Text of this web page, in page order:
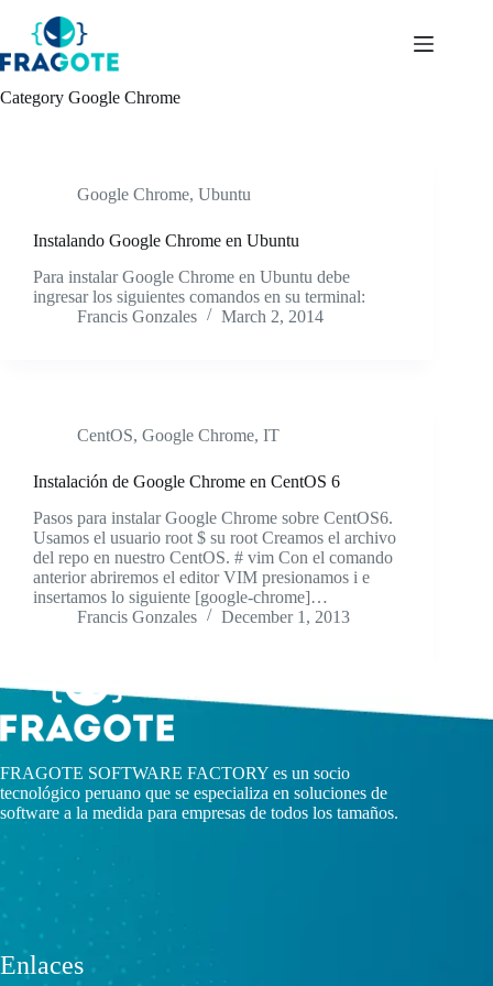
content
Category Google Chrome
Google Chrome, Ubuntu
Instalando Google Chrome en Ubuntu
Para instalar Google Chrome en Ubuntu debe
ingresar los siguientes comandos en su terminal:
Francis Gonzales
March 2, 2014
CentOS, Google Chrome, IT
Instalación de Google Chrome en CentOS 6
Pasos para instalar Google Chrome sobre CentOS6.
Usamos el usuario root $ su root Creamos el archivo
del repo en nuestro CentOS. # vim Con el comando
anterior abriremos el editor VIM presionamos i e
insertamos lo siguiente [google-chrome]…
Francis Gonzales
December 1, 2013
FRAGOTE SOFTWARE FACTORY es un socio
tecnológico peruano que se especializa en soluciones de
software a la medida para empresas de todos los tamaños.
Enlaces